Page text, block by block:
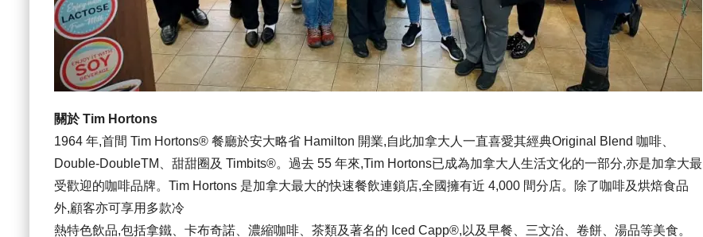
關於 Tim Hortons
1964 年,首間 Tim Hortons® 餐廳於安大略省 Hamilton 開業,自此加拿大人一直喜愛其經典Original Blend 咖啡、
Double-DoubleTM、甜甜圈及 Timbits®。過去 55 年來,Tim Hortons已成為加拿大人生活文化的一部分,亦是加拿大最
受歡迎的咖啡品牌。Tim Hortons 是加拿大最大的快速餐飲連鎖店,全國擁有近 4,000 間分店。除了咖啡及烘焙食品
外,顧客亦可享用多款冷
熱特色飲品,包括拿鐵、卡布奇諾、濃縮咖啡、茶類及著名的 Iced Capp®,以及早餐、三文治、卷餅、湯品等美食。